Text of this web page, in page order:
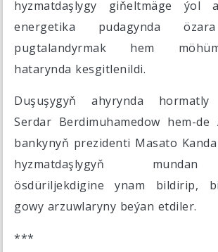
hyzmatdaşlygy giňeltmäge ýol
energetika pudagynda
pugtalandyrmak hem
hatarynda kesgitlenildi.
Duşuşygyň ahyrynda hormatly
Serdar Berdimuhamedow hem-de
bankynyň prezidenti Masato
hyzmatdaşlygyň
ösdüriljekdigine ynam bildirip,
gowy arzuwlaryny beýan etdiler.
***